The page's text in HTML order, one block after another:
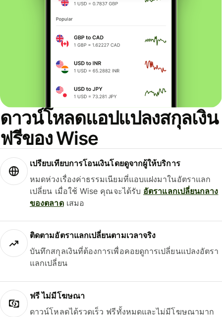
ดาวน์โหลดแอปแปลงสกุลเงิน
ฟรีของ Wise
เปรียบเทียบการโอนเงินโดยดูจากผู้ให้บริการ
หมดห่วงเรื่องค่าธรรมเนียมที่แอบแฝงมาในอัตราแลก
เปลี่ยน เมื่อใช้ Wise คุณจะได้รับ อัตราแลกเปลี่ยนกลาง
ของตลาดเสมอ
ติดตามอัตราแลกเปลี่ยนตามเวลาจริง
บันทึกสกุลเงินที่ต้องการเพื่อคอยดูการเปลี่ยนแปลงอัตรา
แลกเปลี่ยน
ฟรี ไม่มีโฆษณา
ดาวน์โหลดได้รวดเร็ว ฟรีทั้งหมดและไม่มีโฆษณามาก